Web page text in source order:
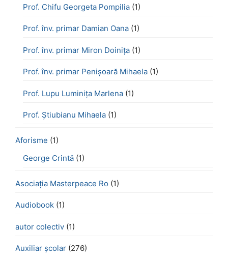
Prof. Chifu Georgeta Pompilia (1)
Prof. înv. primar Damian Oana (1)
Prof. înv. primar Miron Doinița (1)
Prof. înv. primar Penișoară Mihaela (1)
Prof. Lupu Luminița Marlena (1)
Prof. Știubianu Mihaela (1)
Aforisme (1)
George Crintă (1)
Asociația Masterpeace Ro (1)
Audiobook (1)
autor colectiv (1)
Auxiliar școlar (276)